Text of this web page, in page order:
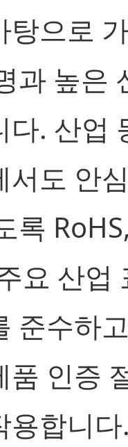
탕으로
과 높은
다. 산업
서도 안
록
요 산업
준수하
품 인증
용합니